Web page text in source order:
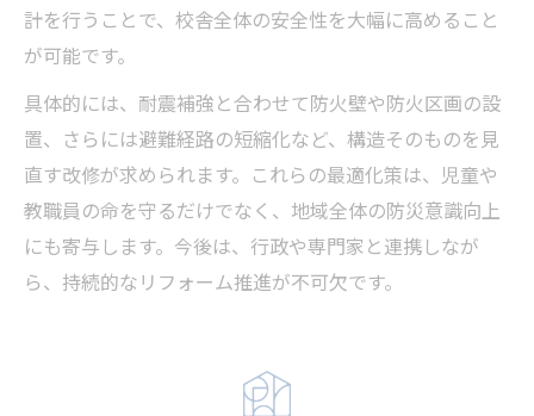
計を行うことで、校舎全体の安全性を大幅に高めること
が可能です。
具体的には、耐震補強と合わせて防火壁や防火区画の設
置、さらには避難経路の短縮化など、構造そのものを見
直す改修が求められます。これらの最適化策は、児童や
教職員の命を守るだけでなく、地域全体の防災意識向上
にも寄与します。今後は、行政や専門家と連携しなが
ら、持続的なリフォーム推進が不可欠です。